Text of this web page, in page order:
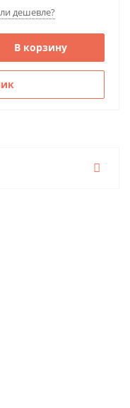
дешевле?
В корзину